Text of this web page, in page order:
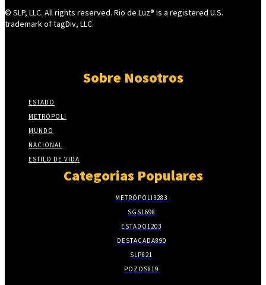
© SLP, LLC. All rights reserved. Rio de Luz® is a registered U.S.
trademark of tagDiv, LLC.
Sobre Nosotros
ESTADO
METRÓPOLI
MUNDO
NACIONAL
ESTILO DE VIDA
Categorias Populares
METRÓPOLI3283
SGS1698
ESTADO1203
DESTACADA890
SLP821
POZOS819